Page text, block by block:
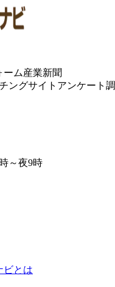
ム産業新聞
ングサイトアンケート
～夜9時
ビとは